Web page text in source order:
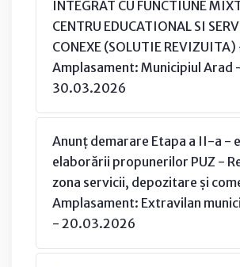
INTEGRAT CU FUNCTIUNE
CENTRU EDUCATIONAL SI
CONEXE (SOLUTIE REVIZUITA)
Amplasament: Municipiul Arad
30.03.2026
Anunț demarare Etapa a II-a -
elaborării propunerilor PUZ -
zona servicii, depozitare și
Amplasament: Extravilan
- 20.03.2026